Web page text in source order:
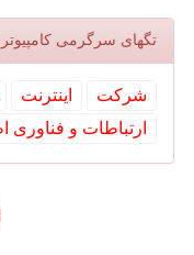
تگهای سرگرمی
شركت اینترنت
ارتباطات و فناوری